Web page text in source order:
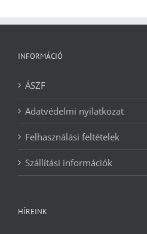
INFORMÁCIÓ
ÁSZF
Adatvédelmi nyilatkozat
Felhasználási feltételek
Szállítási információk
HÍREINK